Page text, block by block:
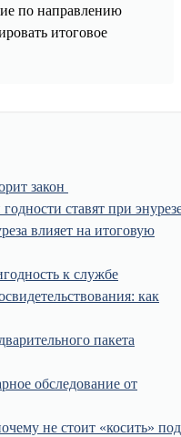
по направлению
итоговое
закон
ставят при
влияет на итоговую
к службе
как
пакета
обследование от
не стоит «косить» под